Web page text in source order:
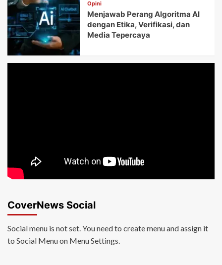
Opini
Menjawab Perang Algoritma AI
dengan Etika, Verifikasi, dan
Media Tepercaya
CoverNews Social
Social menu is not set. You need to create menu and assign it
to Social Menu on Menu Settings.